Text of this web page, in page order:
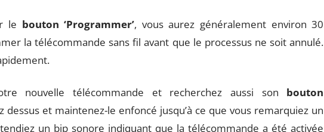
le bouton ‘Programmer’, vous aurez généralement environ 30
la télécommande sans fil avant que le processus ne soit annulé.
nouvelle télécommande et recherchez aussi son bouton
dessus et maintenez-le enfoncé jusqu’à ce que vous remarquiez un
un bip sonore indiquant que la télécommande a été activée